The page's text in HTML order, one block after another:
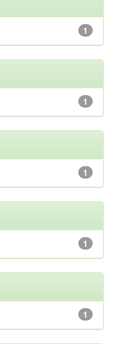
1
1
1
1
1